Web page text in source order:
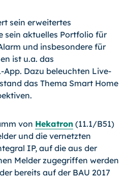
sein erweitertes
sein aktuelles Portfolio für
und insbesondere für
ist u.a. das
App. Dazu beleuchten Live-
das Thema Smart Home
von Hekatron (11.1/B51)
und die vernetzten
IP, auf die aus der
Melder zugegriffen werden
bereits auf der BAU 2017